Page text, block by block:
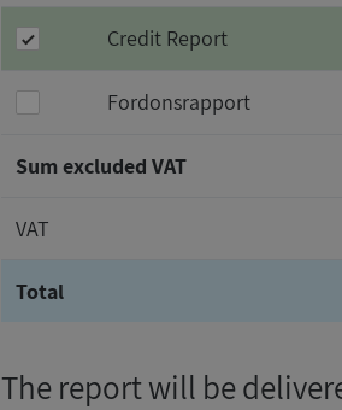
Credit Report
Fordonsrapport
Sum excluded VAT
VAT
Total
The report will be